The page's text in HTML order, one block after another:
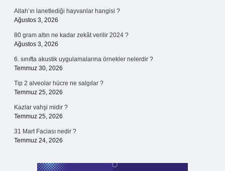
Allah’ın lanetlediği hayvanlar hangisi ?
Ağustos 3, 2026
80 gram altın ne kadar zekât verilir 2024 ?
Ağustos 3, 2026
6. sınıfta akustik uygulamalarına örnekler nelerdir ?
Temmuz 30, 2026
Tip 2 alveolar hücre ne salgılar ?
Temmuz 25, 2026
Kazlar vahşi midir ?
Temmuz 25, 2026
31 Mart Faciası nedir ?
Temmuz 24, 2026